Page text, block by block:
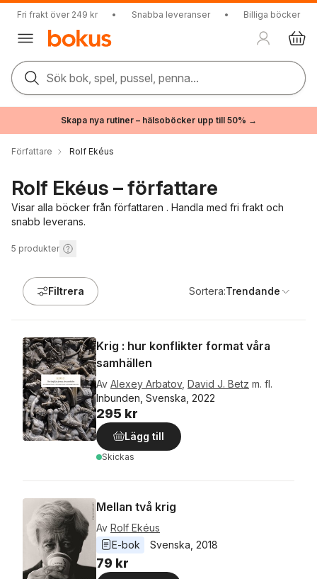
Fri frakt över 249 kr • Snabba leveranser • Billiga böcker
Sök bok, spel, pussel, penna...
Skapa nya rutiner – hälsoböcker upp till 50% →
Författare Rolf Ekéus
Rolf Ekéus – författare
Visar alla böcker från författaren . Handla med fri frakt och
snabb leverans.
5 produkter
Filtrera Sortera:Trendande
Krig : hur konflikter format våra
samhällen
Av Alexey Arbatov, David J. Betz m. fl.
Inbunden, Svenska, 2022
295 kr
Lägg till
Skickas
Mellan två krig
Av Rolf Ekéus
E-bok
Svenska 2018
79 kr